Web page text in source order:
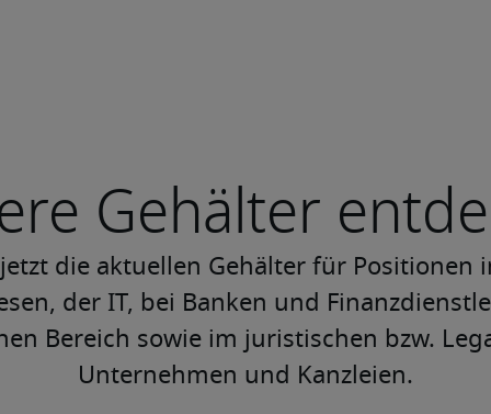
Gehälter